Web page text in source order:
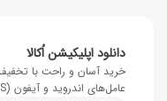
دانلود اپلیکیشن اُکالا
خرید آسان و راحت با
عامل‌های اندروید و آیفون (iOS)